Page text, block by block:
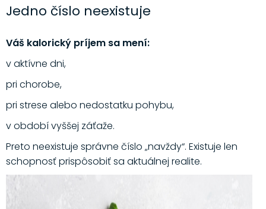
Jedno číslo neexistuje
Váš kalorický príjem sa mení:
v aktívne dni,
pri chorobe,
pri strese alebo nedostatku pohybu,
v období vyššej záťaže.
Preto neexistuje správne číslo „navždy“. Existuje len
schopnosť prispôsobiť sa aktuálnej realite.